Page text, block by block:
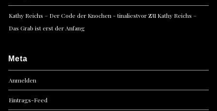
Kathy Reichs – Der Code der Knochen - tinaliestvorzu Kathy Reichs –
Das Grab ist erst der Anfang
Meta
Anmelden
Eintrags-Feed